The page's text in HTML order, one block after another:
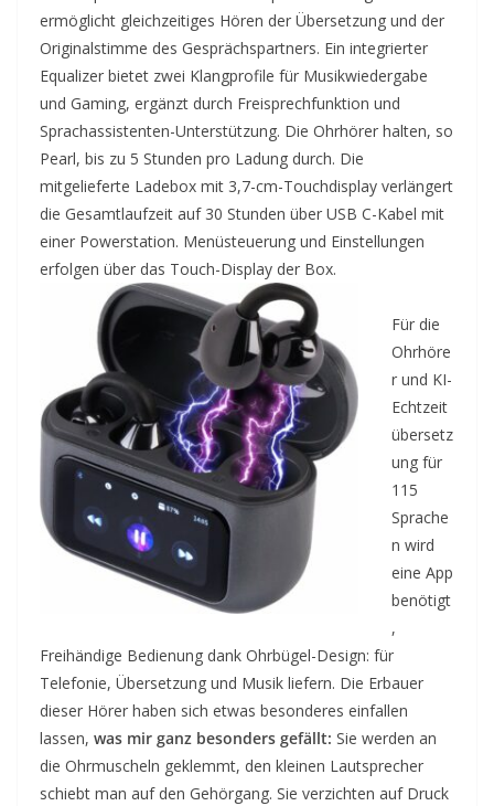
ermöglicht gleichzeitiges Hören der Übersetzung und der
Originalstimme des Gesprächspartners. Ein integrierter
Equalizer bietet zwei Klangprofile für Musikwiedergabe
und Gaming, ergänzt durch Freisprechfunktion und
Sprachassistenten-Unterstützung. Die Ohrhörer halten, so
Pearl, bis zu 5 Stunden pro Ladung durch. Die
mitgelieferte Ladebox mit 3,7-cm-Touchdisplay verlängert
die Gesamtlaufzeit auf 30 Stunden über USB C-Kabel mit
einer Powerstation. Menüsteuerung und Einstellungen
erfolgen über das Touch-Display der Box.
Für die
Ohrhöre
r und KI-
Echtzeit
übersetz
ung für
115
Sprache
n wird
eine App
benötigt
,
Freihändige Bedienung dank Ohrbügel-Design: für
Telefonie, Übersetzung und Musik liefern. Die Erbauer
dieser Hörer haben sich etwas besonderes einfallen
lassen, was mir ganz besonders gefällt: Sie werden an
die Ohrmuscheln geklemmt, den kleinen Lautsprecher
schiebt man auf den Gehörgang. Sie verzichten auf Druck